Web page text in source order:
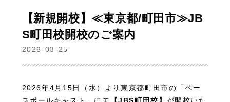
【新規開校】≪東京都/町田市≫JB
S町田校開校のご案内
2026-03-25
2026年4月15日（水）より東京都町田市の「ベー